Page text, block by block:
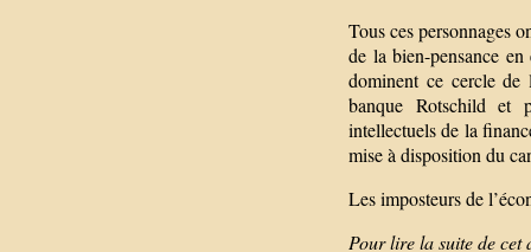
Tous ces personnages
de la bien-pensance
dominent ce cercle
banque Rotschild et
intellectuels de la
mise à disposition du
Les imposteurs de
Pour lire la suite de